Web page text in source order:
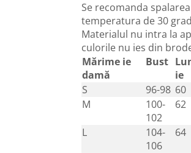
Se recomanda
temperatura de 30
Materialul nu intra la
culorile nu ies din
Mărime ie
damă
Bust
ie
S
96-98 60
M
100-
102
62
L
104-
106
64